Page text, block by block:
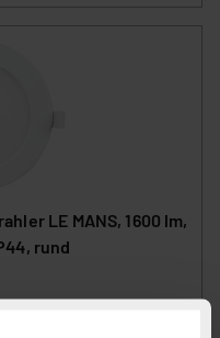
LE MANS, 1600 lm,
rund